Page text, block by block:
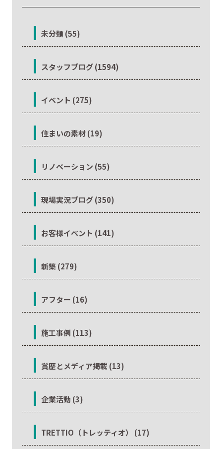
未分類 (55)
スタッフブログ (1594)
イベント (275)
住まいの素材 (19)
リノベーション (55)
現場実況ブログ (350)
お客様イベント (141)
新築 (279)
アフター (16)
施工事例 (113)
賞歴とメディア掲載 (13)
企業活動 (3)
TRETTIO（トレッティオ） (17)